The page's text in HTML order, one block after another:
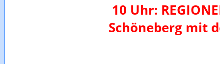
10 Uhr:
Schöneberg mit